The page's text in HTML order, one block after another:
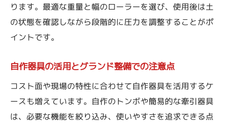
ります。最適な重量と幅のローラーを選び、使用後は土
の状態を確認しながら段階的に圧力を調整することがポ
イントです。
自作器具の活用とグランド整備での注意点
コスト面や現場の特性に合わせて自作器具を活用するケ
ースも増えています。自作のトンボや簡易的な牽引器具
は、必要な機能を絞り込み、使いやすさを追求できる点